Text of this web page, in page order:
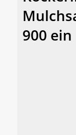
900 ein